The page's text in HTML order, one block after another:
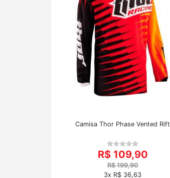
Camisa Thor Phase Vented Rift
R$ 109,90
R$ 199,90
3x R$ 36,63